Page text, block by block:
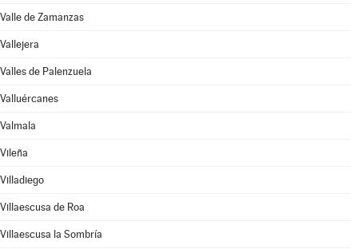
Valle de Zamanzas
Vallejera
Valles de Palenzuela
Valluércanes
Valmala
Vileña
Villadiego
Villaescusa de Roa
Villaescusa la Sombría